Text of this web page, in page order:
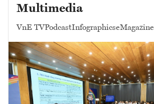
Multimedia
VnE TVPodcastInfographicseMagazine